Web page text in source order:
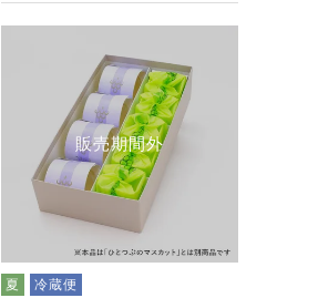
販売期間外
夏 冷蔵便